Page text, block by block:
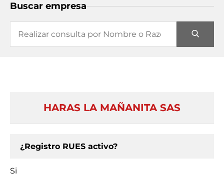
Buscar empresa
HARAS LA MAÑANITA SAS
¿Registro RUES activo?
Si